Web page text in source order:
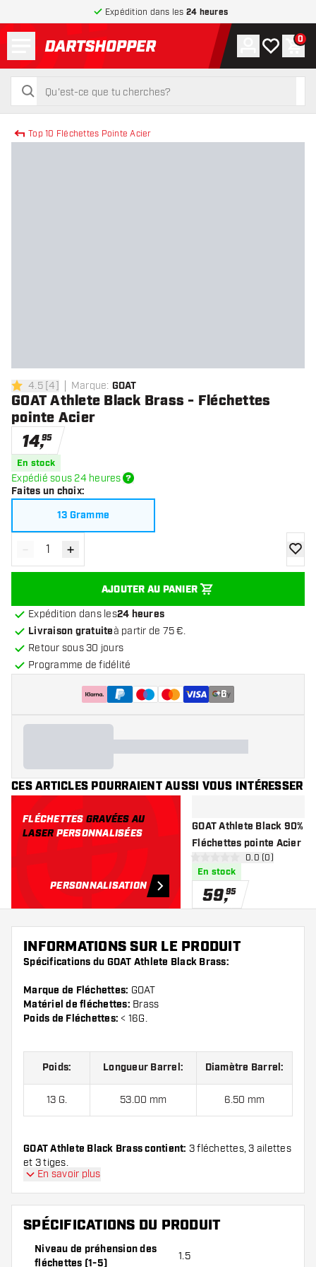
Expédition dans les 24 heures
retour à la page d’accueil
rechercher
rechercher
Compte
Ma liste0
Top 10 Fléchettes Pointe Acier
4.5 étoiles de notation
4.5[4] Marque: GOAT
GOAT Athlete Black Brass - Fléchettes
pointe Acier
14,95
En stock
Expédié sous 24 heures
Faites un choix:
13 Gramme
Diminuer la quantité
- Augmenter la quantité
+
AJOUTER AU PANIER
Expédition dans les24 heures
Livraison gratuiteà partir de 75 €.
Retour sous 30 jours
Programme de fidélité
+6
CES ARTICLES POURRAIENT AUSSI VOUS INTÉRESSER
FLÉCHETTES GRAVÉES AU
LASER PERSONNALISÉES
PERSONNALISATION
GOAT Athlete Black 90% -
Fléchettes pointe Acier
ouvrir le
0 étoiles de notation
0.0 (0)
En stock
59,95
INFORMATIONS SUR LE PRODUIT
Spécifications du GOAT Athlete Black Brass:
Marque de Fléchettes: GOAT
Matériel de fléchettes: Brass
Poids de Fléchettes: < 16G.
Poids: Longueur Barrel: Diamètre Barrel:
13 G. 53.00 mm 6.50 mm
GOAT Athlete Black Brass contient: 3 fléchettes, 3 ailettes
et 3 tiges.
En savoir plus
SPÉCIFICATIONS DU PRODUIT
Niveau de préhension des
fléchettes (1-5)
1.5